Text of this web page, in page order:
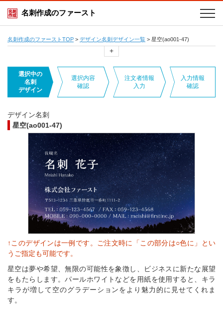
名刺作成のファースト
名刺作成のファーストTOP > デザイン名刺デザイン一覧 > 星空(ao001-47)
+
選択中の
名刺
デザイン
選択内容
確認
注文者情報
入力
入力情報
確認
デザイン名刺
星空(ao001-47)
↑このデザインは一例です。ご注文時に「この部分は○色に」とい
うご指定も可能です。
星空は夢や希望、無限の可能性を象徴し、ビジネスに新たな展望
をもたらします。パールホワイトなどを用紙を使用すると、キラ
キラが増して空のグラデーションをより魅力的に見せてくれま
す。